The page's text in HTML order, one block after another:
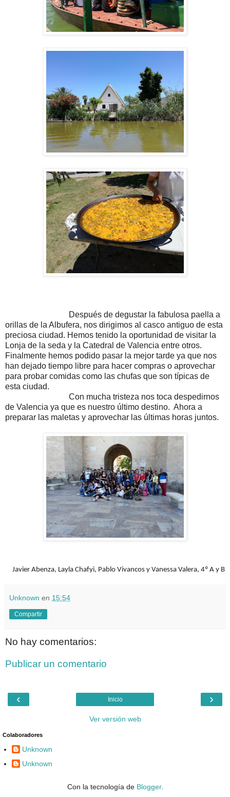
Después de degustar la fabulosa paella a
orillas de la Albufera, nos dirigimos al casco antiguo de esta
preciosa ciudad. Hemos tenido la oportunidad de visitar la
Lonja de la seda y la Catedral de Valencia entre otros.
Finalmente hemos podido pasar la mejor tarde ya que nos
han dejado tiempo libre para hacer compras o aprovechar
para probar comidas como las chufas que son típicas de
esta ciudad.
Con mucha tristeza nos toca despedirnos
de Valencia ya que es nuestro último destino. Ahora a
preparar las maletas y aprovechar las últimas horas juntos.
Javier Abenza, Layla Chafyi, Pablo Vivancos y Vanessa Valera, 4º A y B
Unknown en 15:54
Compartir
No hay comentarios:
Publicar un comentario
‹ ›
Inicio
Ver versión web
Colaboradores
Unknown
Unknown
Con la tecnología de Blogger.